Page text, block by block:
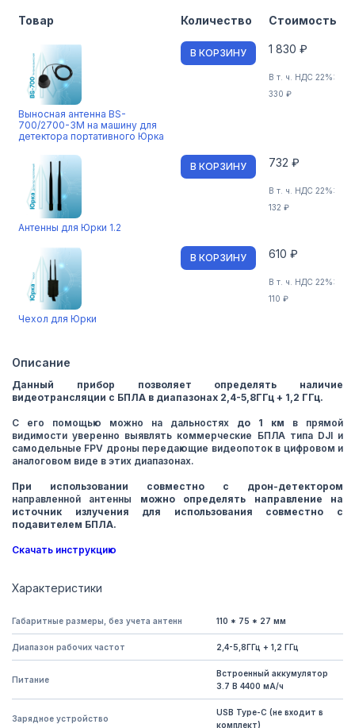
Товар Количество Стоимость
Выносная антенна BS-
700/2700-3M на машину для
детектора портативного Юрка
В КОРЗИНУ 1 830 ₽
В т. ч. НДС 22%:
330 ₽
Антенны для Юрки 1.2
В КОРЗИНУ 732 ₽
В т. ч. НДС 22%:
132 ₽
Чехол для Юрки
В КОРЗИНУ 610 ₽
В т. ч. НДС 22%:
110 ₽
Описание
Данный прибор позволяет определять наличие
видеотрансляции с БПЛА в диапазонах 2,4-5,8ГГц + 1,2 ГГц.
С его помощью можно на дальностях до 1 км в прямой
видимости уверенно выявлять коммерческие БПЛА типа DJI и
самодельные FPV дроны передающие видеопоток в цифровом и
аналоговом виде в этих диапазонах.
При использовании совместно с дрон-детектором
направленной антенны можно определять направление на
источник излучения для использования совместно с
подавителем БПЛА.
Скачать инструкцию
Характеристики
Габаритные размеры, без учета антенн 110 * 75 * 27 мм
Диапазон рабочих частот 2,4-5,8ГГц + 1,2 ГГц
Питание
Встроенный аккумулятор
3.7 В 4400 мА/ч
Зарядное устройство
USB Type-C (не входит в
комплект)